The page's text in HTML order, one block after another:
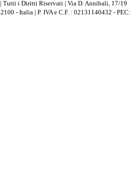
Tutti i Diritti Riservati | Via D. Annibali, 17/19
- Italia | P. IVA e C.F. : 02131140432 - PEC: